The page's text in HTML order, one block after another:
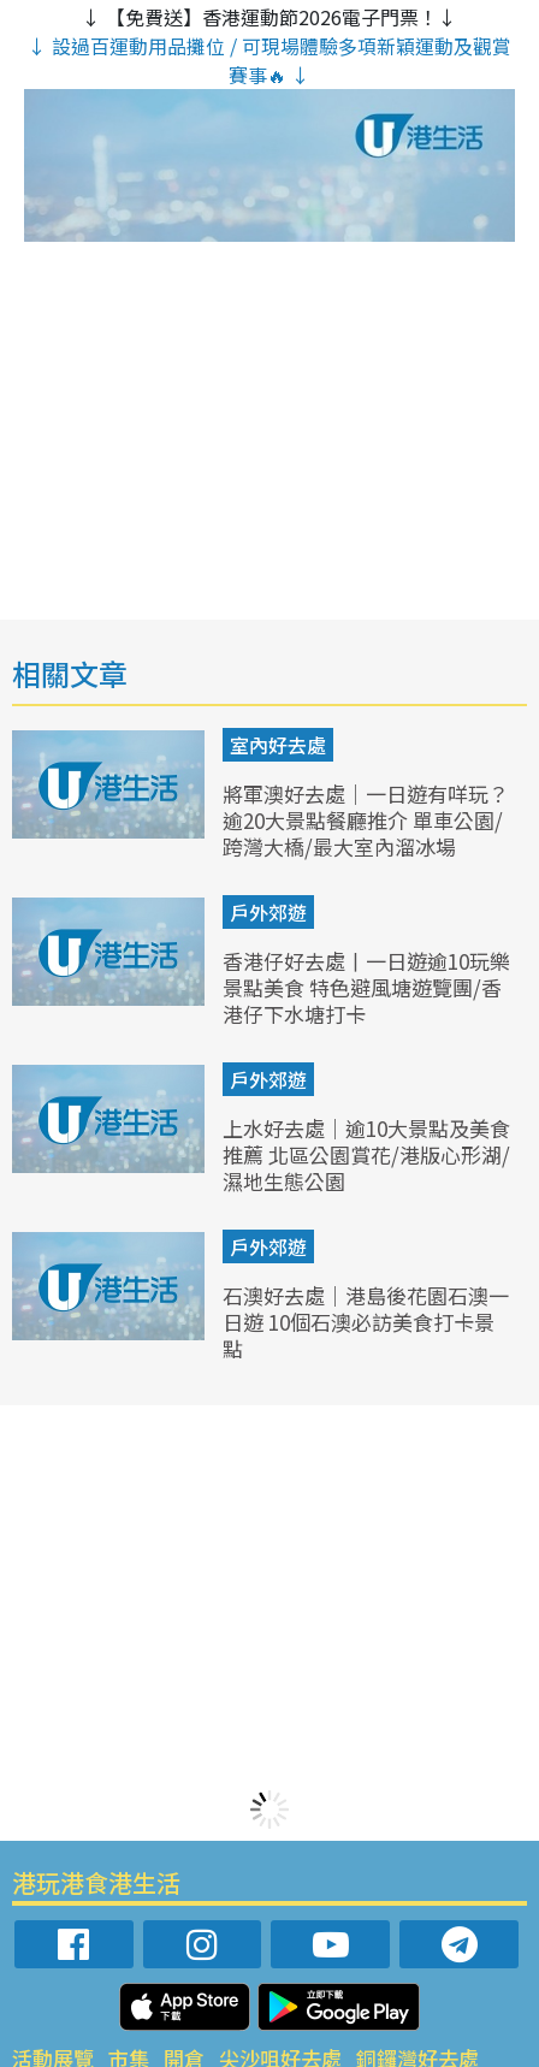
↓ 【免費送】香港運動節2026電子門票！↓
↓ 設過百運動用品攤位 / 可現場體驗多項新穎運動及觀賞
賽事🔥 ↓
相關文章
室內好去處
將軍澳好去處｜一日遊有咩玩？
逾20大景點餐廳推介 單車公園/
跨灣大橋/最大室內溜冰場
戶外郊遊
香港仔好去處丨一日遊逾10玩樂
景點美食 特色避風塘遊覽團/香
港仔下水塘打卡
戶外郊遊
上水好去處｜逾10大景點及美食
推薦 北區公園賞花/港版心形湖/
濕地生態公園
戶外郊遊
石澳好去處｜港島後花園石澳一
日遊 10個石澳必訪美食打卡景
點
港玩港食港生活
活動展覽 市集 開倉 尖沙咀好去處 銅鑼灣好去處